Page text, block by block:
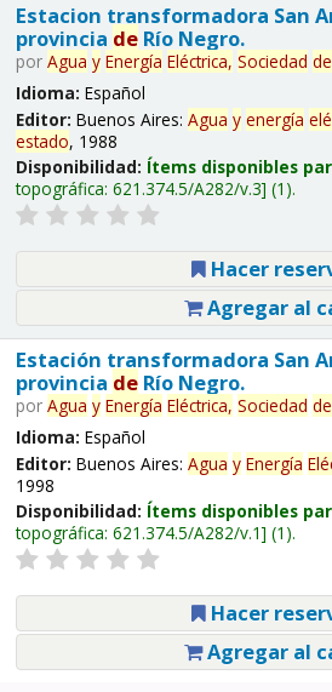
Estacion transformadora San
provincia deRío Negro.
por Agua y Energía Eléctrica, Sociedad de
Idioma: Español
Editor: Buenos Aires: Agua y energía
estado, 1988
Disponibilidad: Ítems disponibles
topográfica: 621.374.5/A282/v.3 (1).
Hacer
Agregar al
Estación transformadora San
provincia deRío Negro.
por Agua y Energía Eléctrica, Sociedad de
Idioma: Español
Editor: Buenos Aires: Agua y Energía
1998
Disponibilidad: Ítems disponibles
topográfica: 621.374.5/A282/v.1 (1).
Hacer
Agregar al